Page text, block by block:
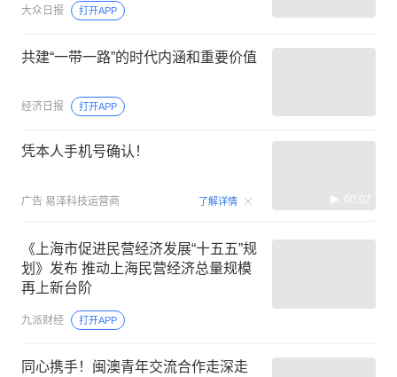
大众日报 打开APP
共建“一带一路”的时代内涵和重要价值
经济日报 打开APP
凭本人手机号确认！
广告 易泽科技运营商 了解详情 00:07
《上海市促进民营经济发展“十五五”规
划》发布 推动上海民营经济总量规模
再上新台阶
九派财经 打开APP
同心携手！闽澳青年交流合作走深走